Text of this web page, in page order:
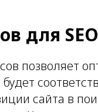
для SEO
позволяет
сайта в